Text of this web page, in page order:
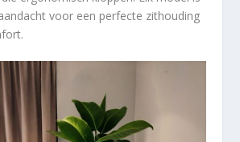
voor een perfecte zithouding